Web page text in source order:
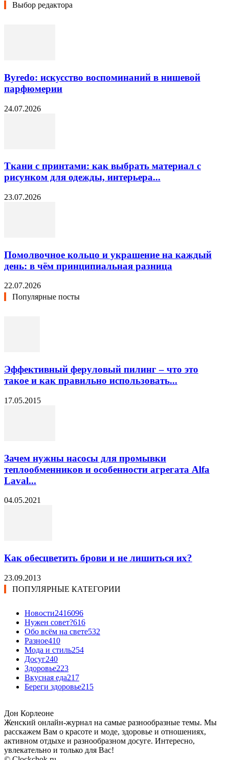
Выбор редактора
Byredo: искусство воспоминаний в нишевой
парфюмерии
24.07.2026
Ткани с принтами: как выбрать материал с
рисунком для одежды, интерьера...
23.07.2026
Помолвочное кольцо и украшение на каждый
день: в чём принципиальная разница
22.07.2026
Популярные посты
Эффективный феруловый пилинг – что это
такое и как правильно использовать...
17.05.2015
Зачем нужны насосы для промывки
теплообменников и особенности агрегата Alfa
Laval...
04.05.2021
Как обесцветить брови и не лишиться их?
23.09.2013
ПОПУЛЯРНЫЕ КАТЕГОРИИ
Новости2416096
Нужен совет?616
Обо всём на свете532
Разное410
Мода и стиль254
Досуг240
Здоровье223
Вкусная еда217
Береги здоровье215
Дон Корлеоне
Женский онлайн-журнал на самые разнообразные темы. Мы
расскажем Вам о красоте и моде, здоровье и отношениях,
активном отдыхе и разнообразном досуге. Интересно,
увлекательно и только для Вас!